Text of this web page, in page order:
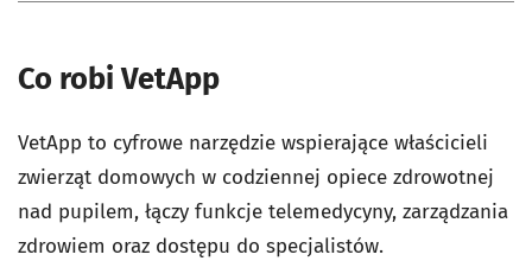
Co robi VetApp
VetApp to cyfrowe narzędzie wspierające właścicieli
zwierząt domowych w codziennej opiece zdrowotnej
nad pupilem, łączy funkcje telemedycyny, zarządzania
zdrowiem oraz dostępu do specjalistów.